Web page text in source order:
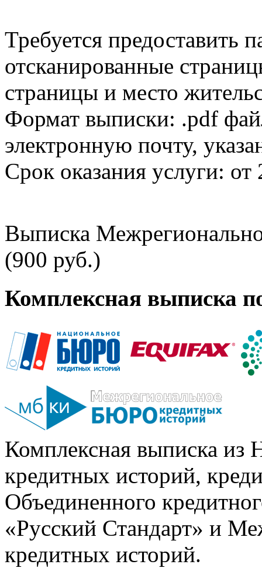
Требуется предоставить
отсканированные
страницы и место
Формат выписки: .pdf
электронную почту,
Срок оказания услуги: от
Выписка
(900 руб.)
Комплексная выписка
Комплексная выписка из
кредитных историй,
Объединенного
«Русский Стандарт» и
кредитных историй.